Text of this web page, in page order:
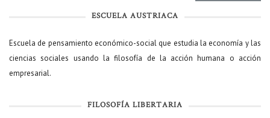
ESCUELA AUSTRIACA
Escuela de pensamiento económico-social que estudia la economía y las
ciencias sociales usando la filosofía de la acción humana o acción
empresarial.
FILOSOFÍA LIBERTARIA